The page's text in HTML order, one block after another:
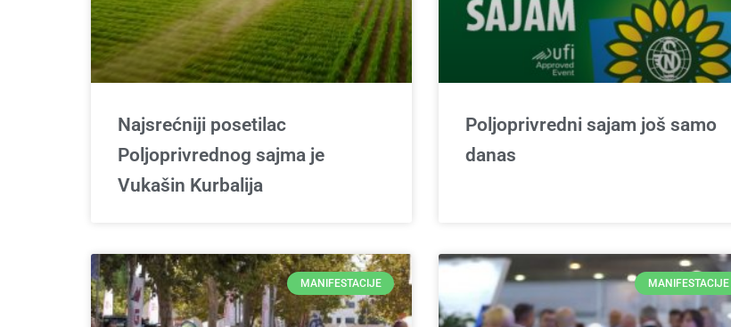
Najsrećniji posetilac
Poljoprivrednog sajma je
Vukašin Kurbalija
Poljoprivredni sajam još samo
danas
MANIFESTACIJE MANIFESTACIJE